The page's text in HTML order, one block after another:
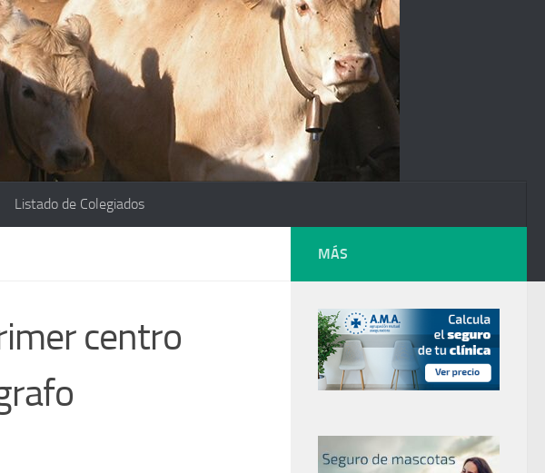
Listado de Colegiados
centro
MÁS